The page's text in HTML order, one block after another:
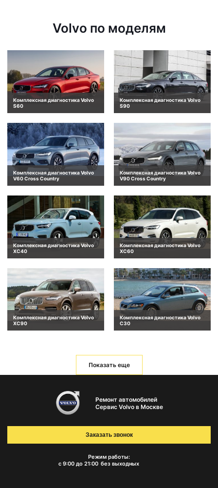
Volvo по моделям
Комплексная диагностика Volvo
S60
Комплексная диагностика Volvo
S90
Комплексная диагностика Volvo
V60 Cross Country
Комплексная диагностика Volvo
V90 Cross Country
Комплексная диагностика Volvo
XC40
Комплексная диагностика Volvo
XC60
Комплексная диагностика Volvo
XC90
Комплексная диагностика Volvo
C30
Показать еще
Ремонт автомобилей
Сервис Volvo в Москве
Режим работы:
с 9:00 до 21:00 без выходных
Заказать звонок